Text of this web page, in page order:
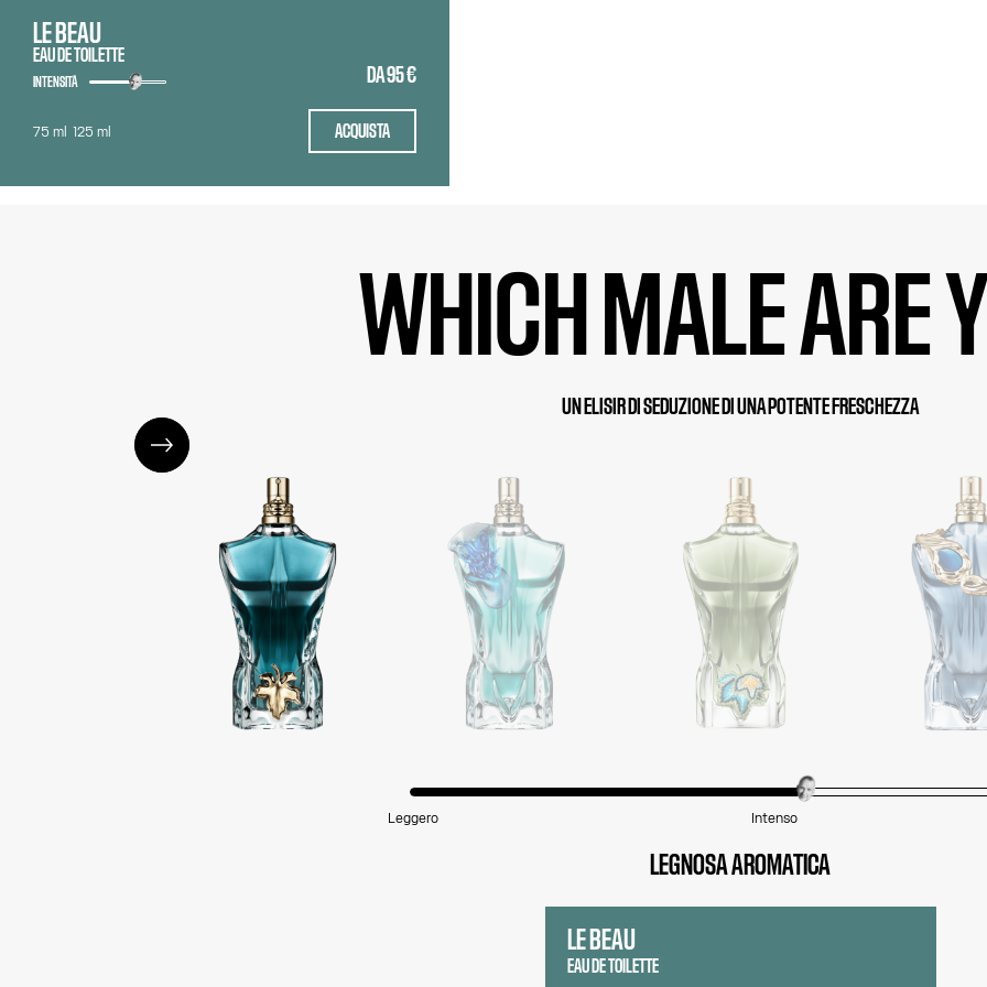
LE BEAU
EAU DE TOILETTE
DA95 €
INTENSITÀ
75 ml 125 ml ACQUISTA
WHICH MALE ARE
UN ELISIR DI SEDUZIONE DI UNA POTENTE FRESCHEZZA
Leggero Intenso
LEGNOSA AROMATICA
LE BEAU
EAU DE TOILETTE